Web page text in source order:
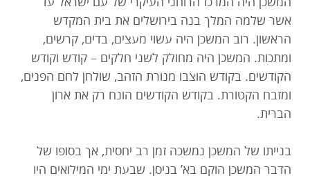
אשר שלמה המלך בנה בירושלים את בית המקדש
הראשון. רוב המשכן היה עשוי מעצים, בדים, קרשים,
ומתכות. המשכן היה מחולק לשני חלקים – קודש וקודש
הקודשים. בקודש הוצבו מנורת הזהב, שולחן לחם הפנים,
ומזבח הקטורת. בקודש הקודשים הונח רק את ארון
הברית.
בנייתו של המשכן נמשכה זמן רב יחסית, אך בסופו של
הדבר המשכן הוקם בא’ בניסן. שבעת ימי המילואים היו